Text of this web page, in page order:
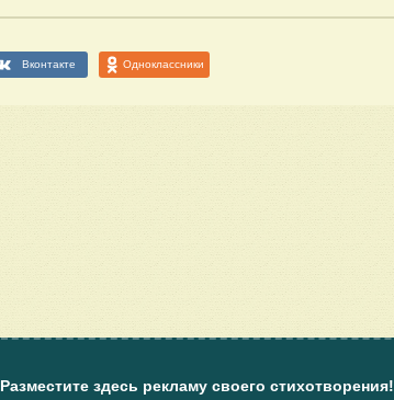
Вконтакте Одноклассники
Разместите здесь рекламу своего стихотворения!